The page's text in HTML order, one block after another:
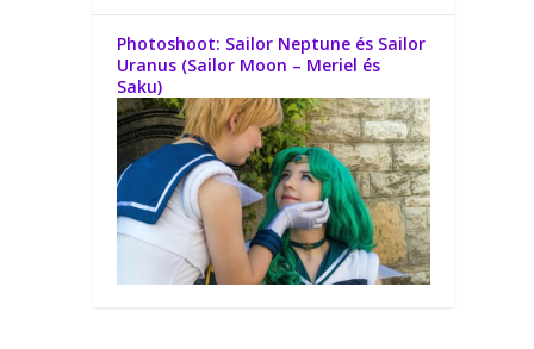
Photoshoot: Sailor Neptune és Sailor
Uranus (Sailor Moon – Meriel és
Saku)